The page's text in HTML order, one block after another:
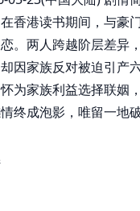
香港读书期间，与豪
恋。两人跨越阶层差异
因家族反对被迫引产
为家族利益选择联姻
终成泡影，唯留一地